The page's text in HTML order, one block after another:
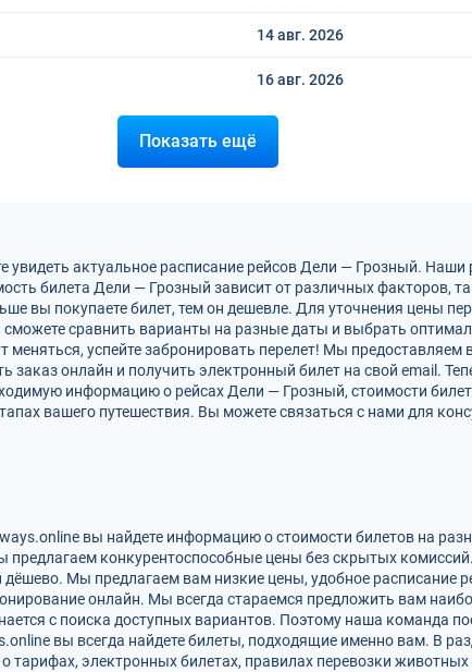
14 авг. 2026
16 авг. 2026
Показать ещё
актуальное расписание рейсов Дели — Грозный. Наши
билета Дели — Грозный зависит от различных факторов,
вы покупаете билет, тем он дешевле. Для уточнения цены
сравнить варианты на разные даты и выбрать
успейте забронировать перелет! Мы предоставляем
онлайн и получить электронный билет на свой email.
информацию о рейсах Дели — Грозный, стоимости
вашего путешествия. Вы можете связаться с нами для
вы найдете информацию о стоимости билетов на
конкурентоспособные цены без скрытых
Мы предлагаем вам низкие цены, удобное расписание
онлайн. Мы всегда стараемся предложить вам
с поиска доступных вариантов. Поэтому наша команда
вы всегда найдете билеты, подходящие именно вам. В
тарифах, электронных билетах, правилах перевозки